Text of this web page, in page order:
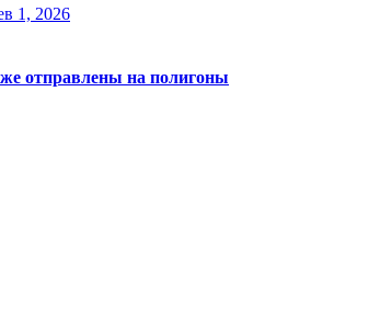
1, 2026
отправлены на полигоны